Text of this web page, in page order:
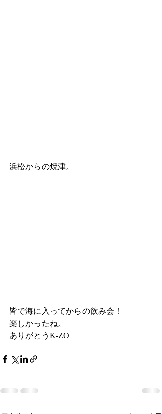
浜松からの焼津。
皆で海に入ってからの飲み会！
楽しかったね。
ありがとうK-ZO